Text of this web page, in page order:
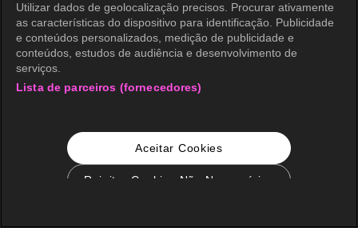
Utilizar dados de geolocalização precisos. Procurar ativamente
as características do dispositivo para identificação. Publicidade
e conteúdos personalizados, medição de publicidade e
conteúdos, estudos de audiência e desenvolvimento de
serviços.
Lista de parceiros (fornecedores)
Aceitar Cookies
Rejeitar Cookies Não Necessários